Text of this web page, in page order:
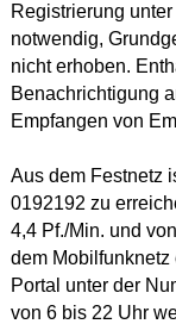
Registrierung
notwendig,
nicht erhoben.
Benachrichtigung
Empfangen von
Aus dem Festnetz
0192192 zu
4,4 Pf./Min. und
dem
Portal unter der
von 6 bis 22 Uhr